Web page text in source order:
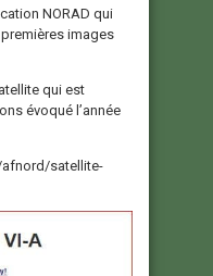
NORAD qui
images
qui est
évoqué l’année
satellite-